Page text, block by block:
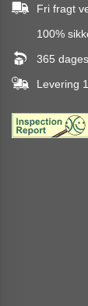
Fri fragt
100%
365
Levering